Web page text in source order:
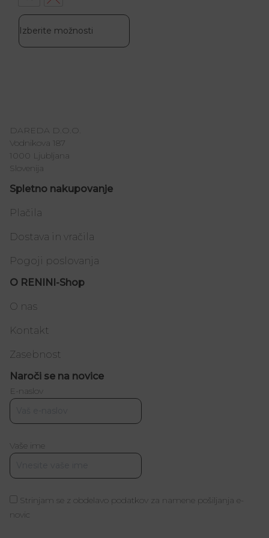
Izberite možnosti
DAREDA D.O.O.
Vodnikova 187
1000 Ljubljana
Slovenija
Spletno nakupovanje
Plačila
Dostava in vračila
Pogoji poslovanja
O RENINI-Shop
O nas
Kontakt
Zasebnost
Naroči se na novice
E-naslov
Vaše ime
Strinjam se z obdelavo podatkov za namene pošiljanja e-
novic